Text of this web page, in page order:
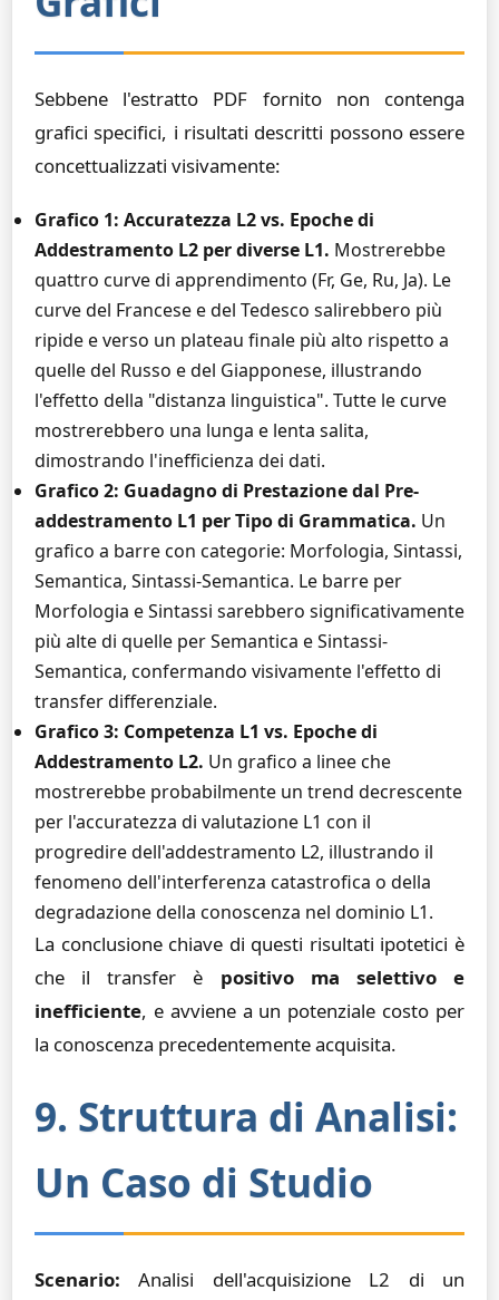
Sebbene l'estratto PDF fornito non contenga
grafici specifici, i risultati descritti possono essere
concettualizzati visivamente:
Grafico 1: Accuratezza L2 vs. Epoche di
Addestramento L2 per diverse L1. Mostrerebbe
quattro curve di apprendimento (Fr, Ge, Ru, Ja). Le
curve del Francese e del Tedesco salirebbero più
ripide e verso un plateau finale più alto rispetto a
quelle del Russo e del Giapponese, illustrando
l'effetto della "distanza linguistica". Tutte le curve
mostrerebbero una lunga e lenta salita,
dimostrando l'inefficienza dei dati.
Grafico 2: Guadagno di Prestazione dal Pre-
addestramento L1 per Tipo di Grammatica. Un
grafico a barre con categorie: Morfologia, Sintassi,
Semantica, Sintassi-Semantica. Le barre per
Morfologia e Sintassi sarebbero significativamente
più alte di quelle per Semantica e Sintassi-
Semantica, confermando visivamente l'effetto di
transfer differenziale.
Grafico 3: Competenza L1 vs. Epoche di
Addestramento L2. Un grafico a linee che
mostrerebbe probabilmente un trend decrescente
per l'accuratezza di valutazione L1 con il
progredire dell'addestramento L2, illustrando il
fenomeno dell'interferenza catastrofica o della
degradazione della conoscenza nel dominio L1.
La conclusione chiave di questi risultati ipotetici è
che il transfer è positivo ma selettivo e
inefficiente, e avviene a un potenziale costo per
la conoscenza precedentemente acquisita.
9. Struttura di Analisi:
Un Caso di Studio
Scenario: Analisi dell'acquisizione L2 di un